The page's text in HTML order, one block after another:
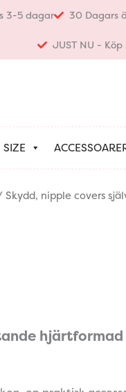
3-5 dagar 30 Dagars
JUST NU -
SIZE
nipple covers
hjärtformad